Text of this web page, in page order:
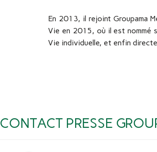
En 2013, il rejoint Groupama
Vie en 2015, où il est nommé
Vie individuelle, et enfin
CONTACT PRESSE